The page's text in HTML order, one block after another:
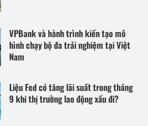
VPBank và hành trình kiến tạo mô
hình chạy bộ đa trải nghiệm tại Việt
Nam
Liệu Fed có tăng lãi suất trong tháng
9 khi thị trường lao động xấu đi?